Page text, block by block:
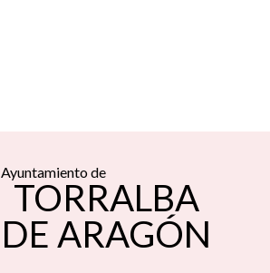
Ayuntamiento de
TORRALBA
DE ARAGÓN